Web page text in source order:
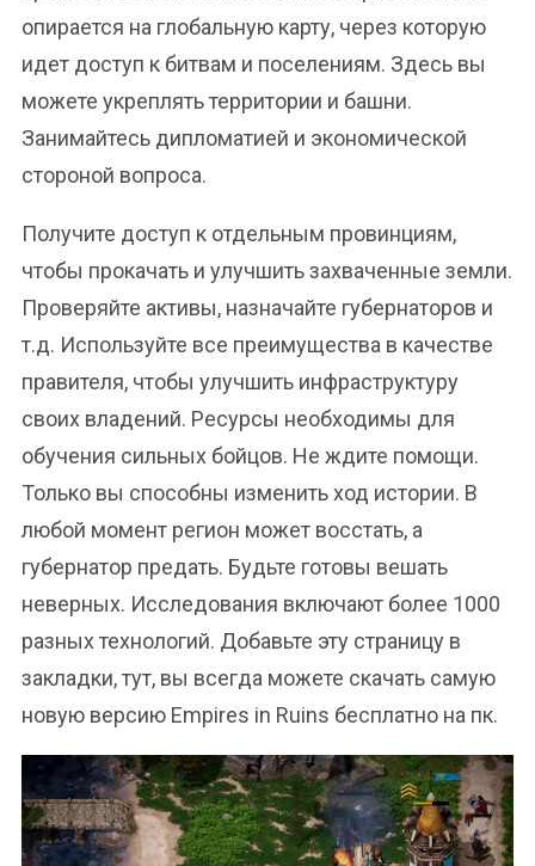
опирается на глобальную карту, через которую
идет доступ к битвам и поселениям. Здесь вы
можете укреплять территории и башни.
Занимайтесь дипломатией и экономической
стороной вопроса.
Получите доступ к отдельным провинциям,
чтобы прокачать и улучшить захваченные земли.
Проверяйте активы, назначайте губернаторов и
т.д. Используйте все преимущества в качестве
правителя, чтобы улучшить инфраструктуру
своих владений. Ресурсы необходимы для
обучения сильных бойцов. Не ждите помощи.
Только вы способны изменить ход истории. В
любой момент регион может восстать, а
губернатор предать. Будьте готовы вешать
неверных. Исследования включают более 1000
разных технологий. Добавьте эту страницу в
закладки, тут, вы всегда можете скачать самую
новую версию Empires in Ruins бесплатно на пк.